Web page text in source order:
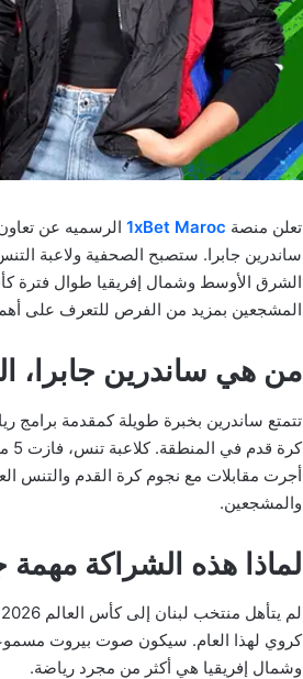
تعلن منصة 1xBet Maroc الرسميه عن
ساندرين جابرا. ستصبح الصحفية ولاعبة التنس
المشجعين بمزيد من الفرص للتعرف على
من هي ساندرين جابرا،
أجرت مقابلات مع نجوم كرة القدم والتنس
والمشجعين.
لماذا هذه الشراكة مهمة
كروي لهذا العام. سيكون صوت بيروت
وشمال إفريقيا هي أكثر من مجرد رياضة.